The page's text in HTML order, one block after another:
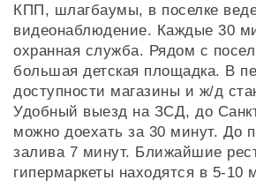
КПП, шлагбаумы, в поселке
видеонаблюдение. Каждые 30
охранная служба. Рядом с
большая детская площадка. В
доступности магазины и ж/д
Удобный выезд на ЗСД, до
можно доехать за 30 минут. До
залива 7 минут. Ближайшие
гипермаркеты находятся в 5-10